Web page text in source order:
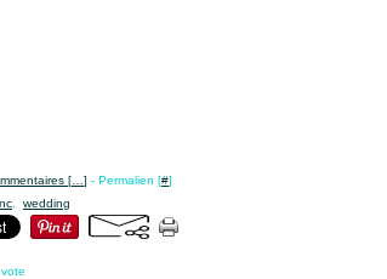
[ ] - Permalien [#]
wedding